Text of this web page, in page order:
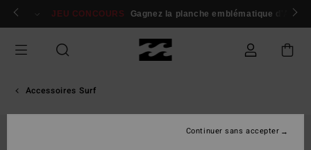
Passer
Se connecter / s'inscrire
JEU CONCOURS Gagnez la planche emblématique d'Andy
Accessoires Surf
Continuer sans accepter